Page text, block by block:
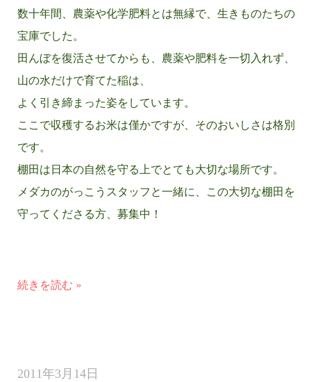
数十年間、農薬や化学肥料とは無縁で、生きものたちの
宝庫でした。
田んぼを復活させてからも、農薬や肥料を一切入れず、
山の水だけで育てた稲は、
よく引き締まった姿をしています。
ここで収穫するお米は僅かですが、そのおいしさは格別
です。
棚田は日本の自然を守る上でとても大切な場所です。
メダカのがっこうスタッフと一緒に、この大切な棚田を
守ってくださる方、募集中！
続きを読む »
2011年3月14日